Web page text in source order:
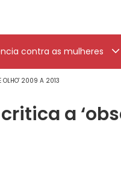
contra as mulheres
OLHO' 2009 A 2013
a